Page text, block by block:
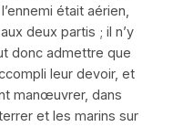
était aérien,
deux partis ; il n’y
donc admettre que
leur devoir, et
manœuvrer, dans
et les marins sur